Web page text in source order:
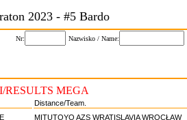
2023 - #5 Bardo
Nr: Nazwisko / Name:
MEGA
Distance/Team.
MITUTOYO AZS WRATISLAVIA WROCŁAW